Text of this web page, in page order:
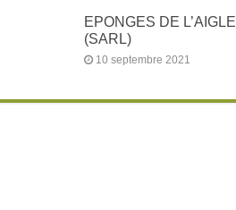
EPONGES DE L’AIGLE
(SARL)
10 septembre 2021